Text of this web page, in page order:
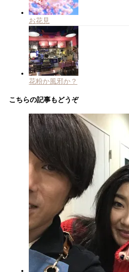
お花見
花粉か風邪か？
こちらの記事もどうぞ